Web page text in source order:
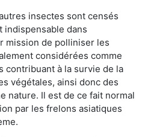
insectes sont censés
dans
mission de polliniser les
considérées comme
contribuant à la survie de la
végétales, ainsi donc des
nature. Il est de ce fait normal
par les frelons asiatiques